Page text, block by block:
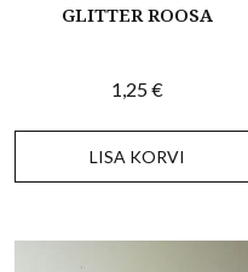
GLITTER ROOSA
1,25€
LISA KORVI